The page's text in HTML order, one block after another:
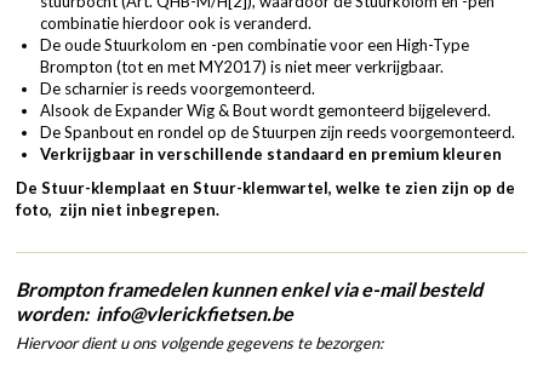
combinatie hierdoor ook is veranderd.
De oude Stuurkolom en -pen combinatie voor een High-Type
Brompton (tot en met MY2017) is niet meer verkrijgbaar.
De scharnier is reeds voorgemonteerd.
Alsook de Expander Wig & Bout wordt gemonteerd bijgeleverd.
De Spanbout en rondel op de Stuurpen zijn reeds voorgemonteerd.
Verkrijgbaar in verschillende standaard en premium kleuren
De Stuur-klemplaat en Stuur-klemwartel, welke te zien zijn op de
foto, zijn niet inbegrepen.
Brompton framedelen kunnen enkel via e-mail besteld
worden: info@vlerickfietsen.be
Hiervoor dient u ons volgende gegevens te bezorgen: